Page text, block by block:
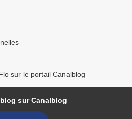
sur le portail Canalblog
sur Canalblog